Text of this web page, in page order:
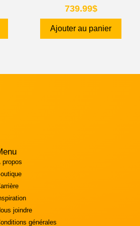
739.99$
Ajouter au panier
propos
joindre
générales